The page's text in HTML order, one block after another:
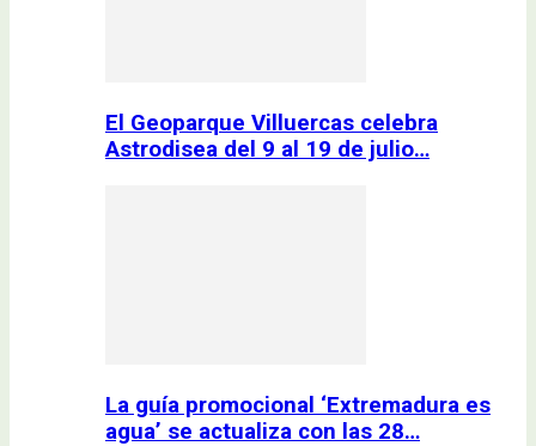
El Geoparque Villuercas celebra
Astrodisea del 9 al 19 de julio…
La guía promocional ‘Extremadura es
agua’ se actualiza con las 28…